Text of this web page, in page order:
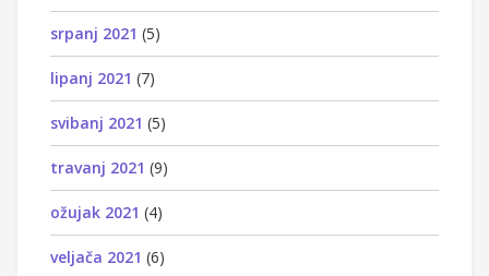
srpanj 2021 (5)
lipanj 2021 (7)
svibanj 2021 (5)
travanj 2021 (9)
ožujak 2021 (4)
veljača 2021 (6)